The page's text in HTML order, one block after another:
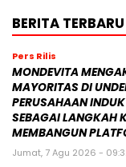
BERITA TERBARU
Pers Rilis
MONDEVITA
MAYORITAS DI
PERUSAHAAN
SEBAGAI LANGKAH
MEMBANGUN
Jumat, 7 Agu 2026 -